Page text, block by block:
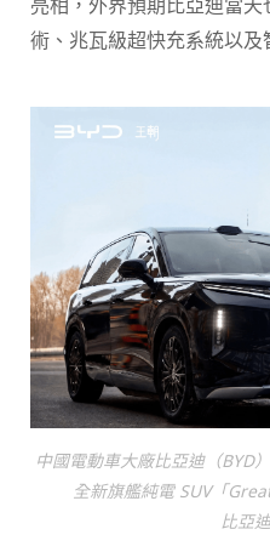
術、兆瓦級超快充系統以及
中國電動車大廠比亞迪（BYD
全新旗艦純電 SUV「
比亞